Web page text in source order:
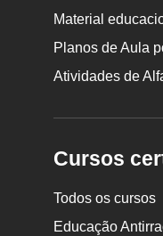
Material
Planos de Aula
Atividades de
Cursos
Todos os cursos
Educação